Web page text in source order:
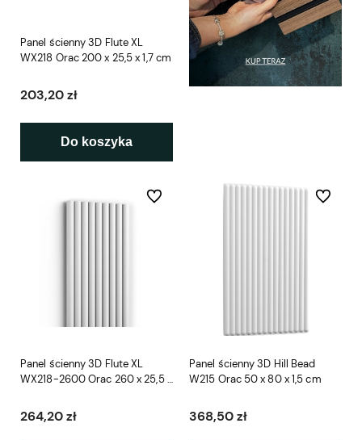
Panel ścienny 3D Flute XL
WX218 Orac 200 x 25,5 x 1,7 cm
203,20 zł
Do koszyka
Panel ścienny 3D Flute XL
WX218-2600 Orac 260 x 25,5 x
264,20 zł
Do ulubionych
Panel ścienny 3D Hill Bead
W215 Orac 50 x 80 x 1,5 cm
368,50 zł
Do